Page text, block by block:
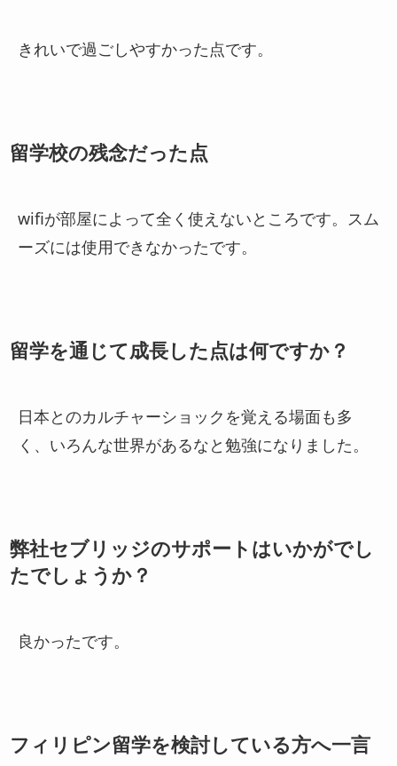
きれいで過ごしやすかった点です。
留学校の残念だった点
wifiが部屋によって全く使えないところです。スム
ーズには使用できなかったです。
留学を通じて成長した点は何ですか？
日本とのカルチャーショックを覚える場面も多
く、いろんな世界があるなと勉強になりました。
弊社セブリッジのサポートはいかがでし
たでしょうか？
良かったです。
フィリピン留学を検討している方へ一言